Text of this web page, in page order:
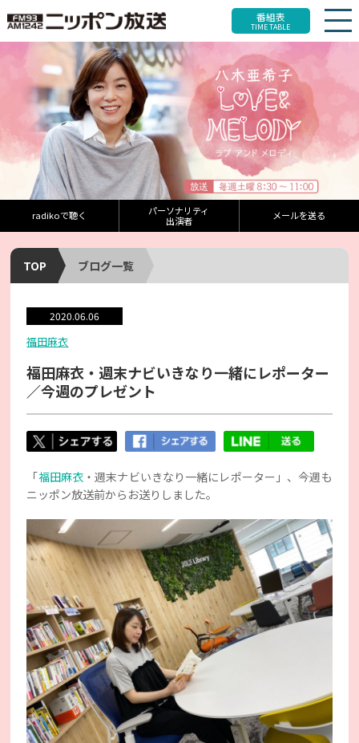
番組表
TIME TABLE
radikoで聴く
パーソナリティ
出演者
メールを送る
TOP ブログ一覧
2020.06.06
福田麻衣
福田麻衣・週末ナビいきなり一緒にレポーター
／今週のプレゼント
「福田麻衣 ・週末ナビいきなり一緒にレポーター」、今週も
ニッポン放送前からお送りしました。